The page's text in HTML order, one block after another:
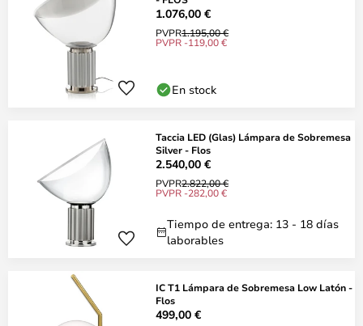
1.076,00 €
PVPR1.195,00 €
PVPR -119,00 €
En stock
Taccia LED (Glas) Lámpara de Sobremesa
Silver - Flos
2.540,00 €
PVPR2.822,00 €
PVPR -282,00 €
Tiempo de entrega: 13 - 18 días
laborables
IC T1 Lámpara de Sobremesa Low Latón -
Flos
499,00 €